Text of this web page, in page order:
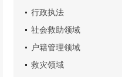
行政执法
社会救助领域
户籍管理领域
救灾领域